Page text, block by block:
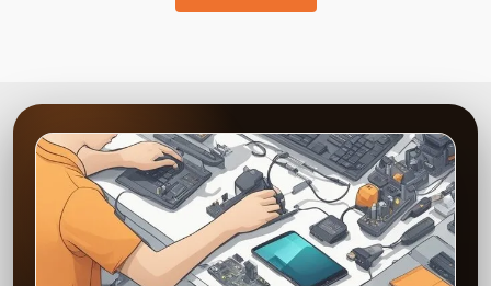
до 2-3 лет. Наши специалисты проводят ремонт эффективно и